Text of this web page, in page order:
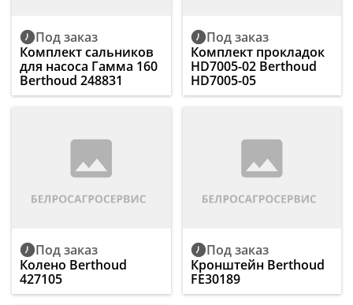
Под заказ
Комплект сальников
для насоса Гамма 160
Berthoud 248831
Под заказ
Комплект прокладок
HD7005-02 Berthoud
HD7005-05
Под заказ
Колено Berthoud
427105
Под заказ
Кронштейн Berthoud
FE30189